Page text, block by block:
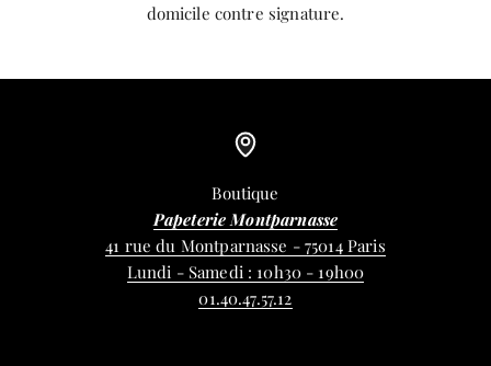
domicile contre signature.
Boutique
Papeterie Montparnasse
41 rue du Montparnasse - 75014 Paris
Lundi - Samedi : 10h30 - 19h00
01.40.47.57.12